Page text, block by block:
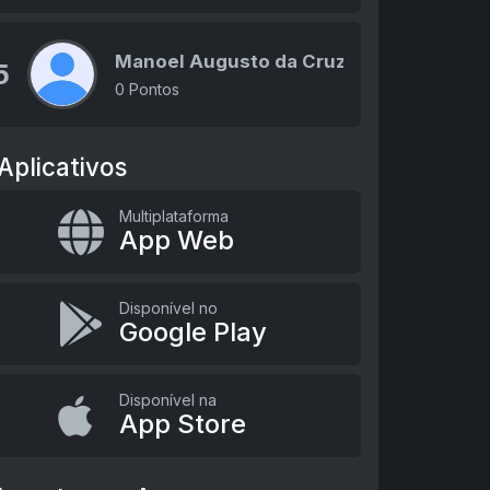
Manoel Augusto da Cruz
0 Pontos
Multiplataforma
App Web
Disponível no
Google Play
Disponível na
App Store